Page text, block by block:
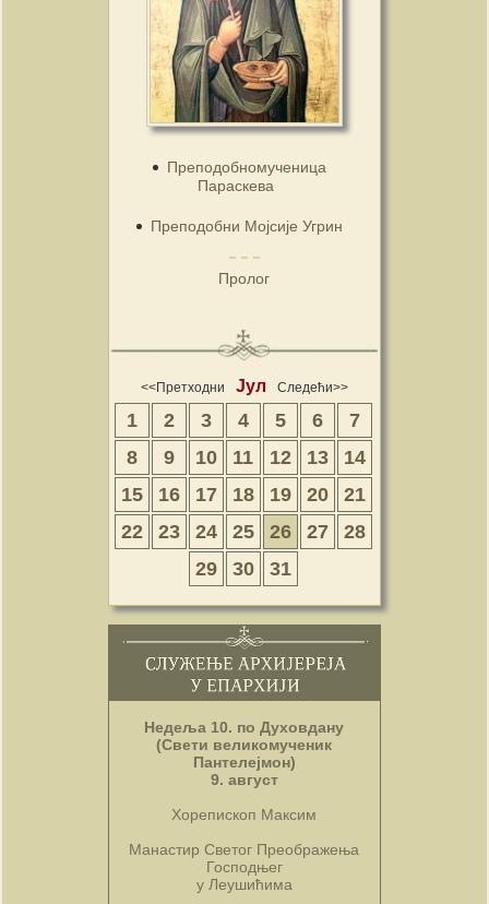
Преподобномученица
Параскева
Преподобни Мојсије Угрин
Пролог
<<Претходни Јул Следећи>>
1 2 3 4 5 6
7
8
9 10 11 12 13
14
15
16 17 18 19 20
21
22
23 24 25 26 27
28
29
30 31
Недеља 10. по Духовдану
(Свети великомученик
Пантелејмон)
9. август
Хорепископ Максим
Манастир Светог Преображења
Господњег
у Леушићима